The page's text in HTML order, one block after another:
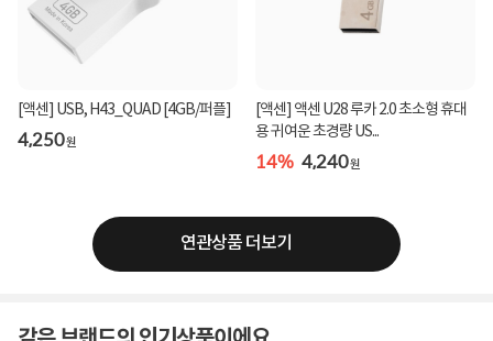
[액센] USB, H43_QUAD [4GB/퍼플]
4,250원
[액센] 액센 U28 루카 2.0 초소형 휴대
용 귀여운 초경량 US...
14% 4,240원
연관상품 더보기